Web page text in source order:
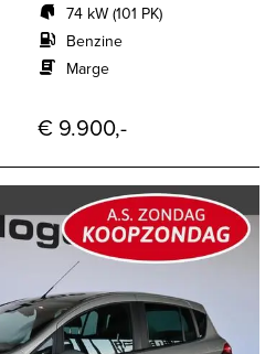
74 kW (101 PK)
Benzine
Marge
€ 9.900,-